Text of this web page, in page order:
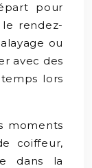
pour
rendez-
ou
avec des
lors
moments
coiffeur,
dans la